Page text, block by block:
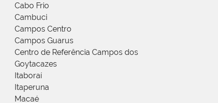
Cabo Frio
Cambuci
Campos Centro
Campos Guarus
Centro de Referência Campos dos
Goytacazes
Itaboraí
Itaperuna
Macaé